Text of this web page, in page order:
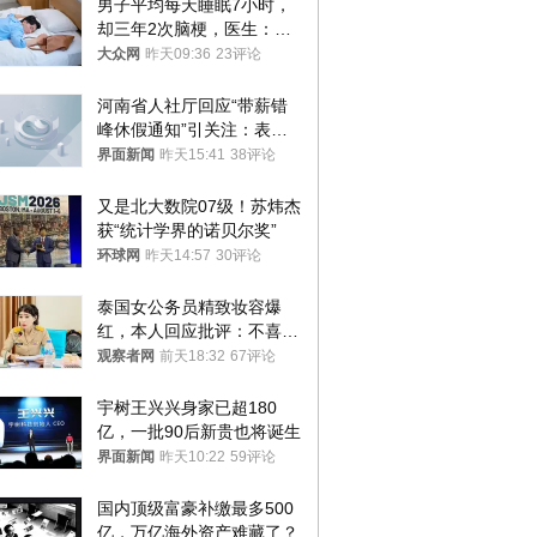
男子平均每天睡眠7小时，
却三年2次脑梗，医生：这
样睡觉更伤身
大众网 昨天09:36 23评论
河南省人社厅回应“带薪错
峰休假通知”引关注：表述
不够准确，待修改后印发
界面新闻 昨天15:41 38评论
又是北大数院07级！苏炜杰
获“统计学界的诺贝尔奖”
环球网 昨天14:57 30评论
泰国女公务员精致妆容爆
红，本人回应批评：不喜欢
就别看
观察者网 前天18:32 67评论
宇树王兴兴身家已超180
亿，一批90后新贵也将诞生
界面新闻 昨天10:22 59评论
国内顶级富豪补缴最多500
亿，万亿海外资产难藏了？